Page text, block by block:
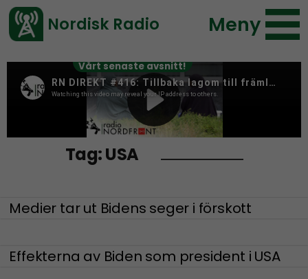
Vårt senaste avsnitt!
Nordisk Radio Meny
Tag:USA
Medier tar ut Bidens seger i förskott
Effekterna av Biden som president i USA